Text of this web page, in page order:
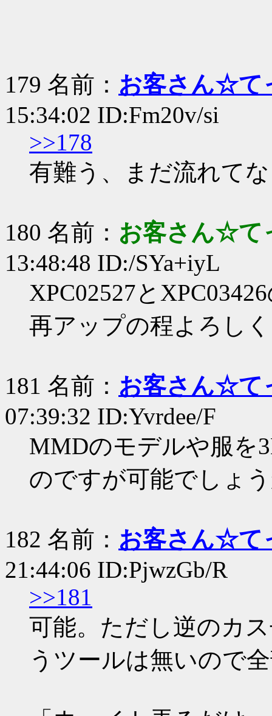
179 名前： お客さん☆て
15:34:02 ID:Fm20v/si
>>178
有難う、まだ流れて
180 名前： お客さん☆て
13:48:48 ID:/SYa+iyL
XPC02527と
再アップの程よろし
181 名前： お客さん☆て
07:39:32 ID:Yvrdee/F
MMDのモデルや服を
のですが可能でしょ
182 名前： お客さん☆て
21:44:06 ID:PjwzGb/R
>>181
可能。ただし逆のカ
うツールは無いので